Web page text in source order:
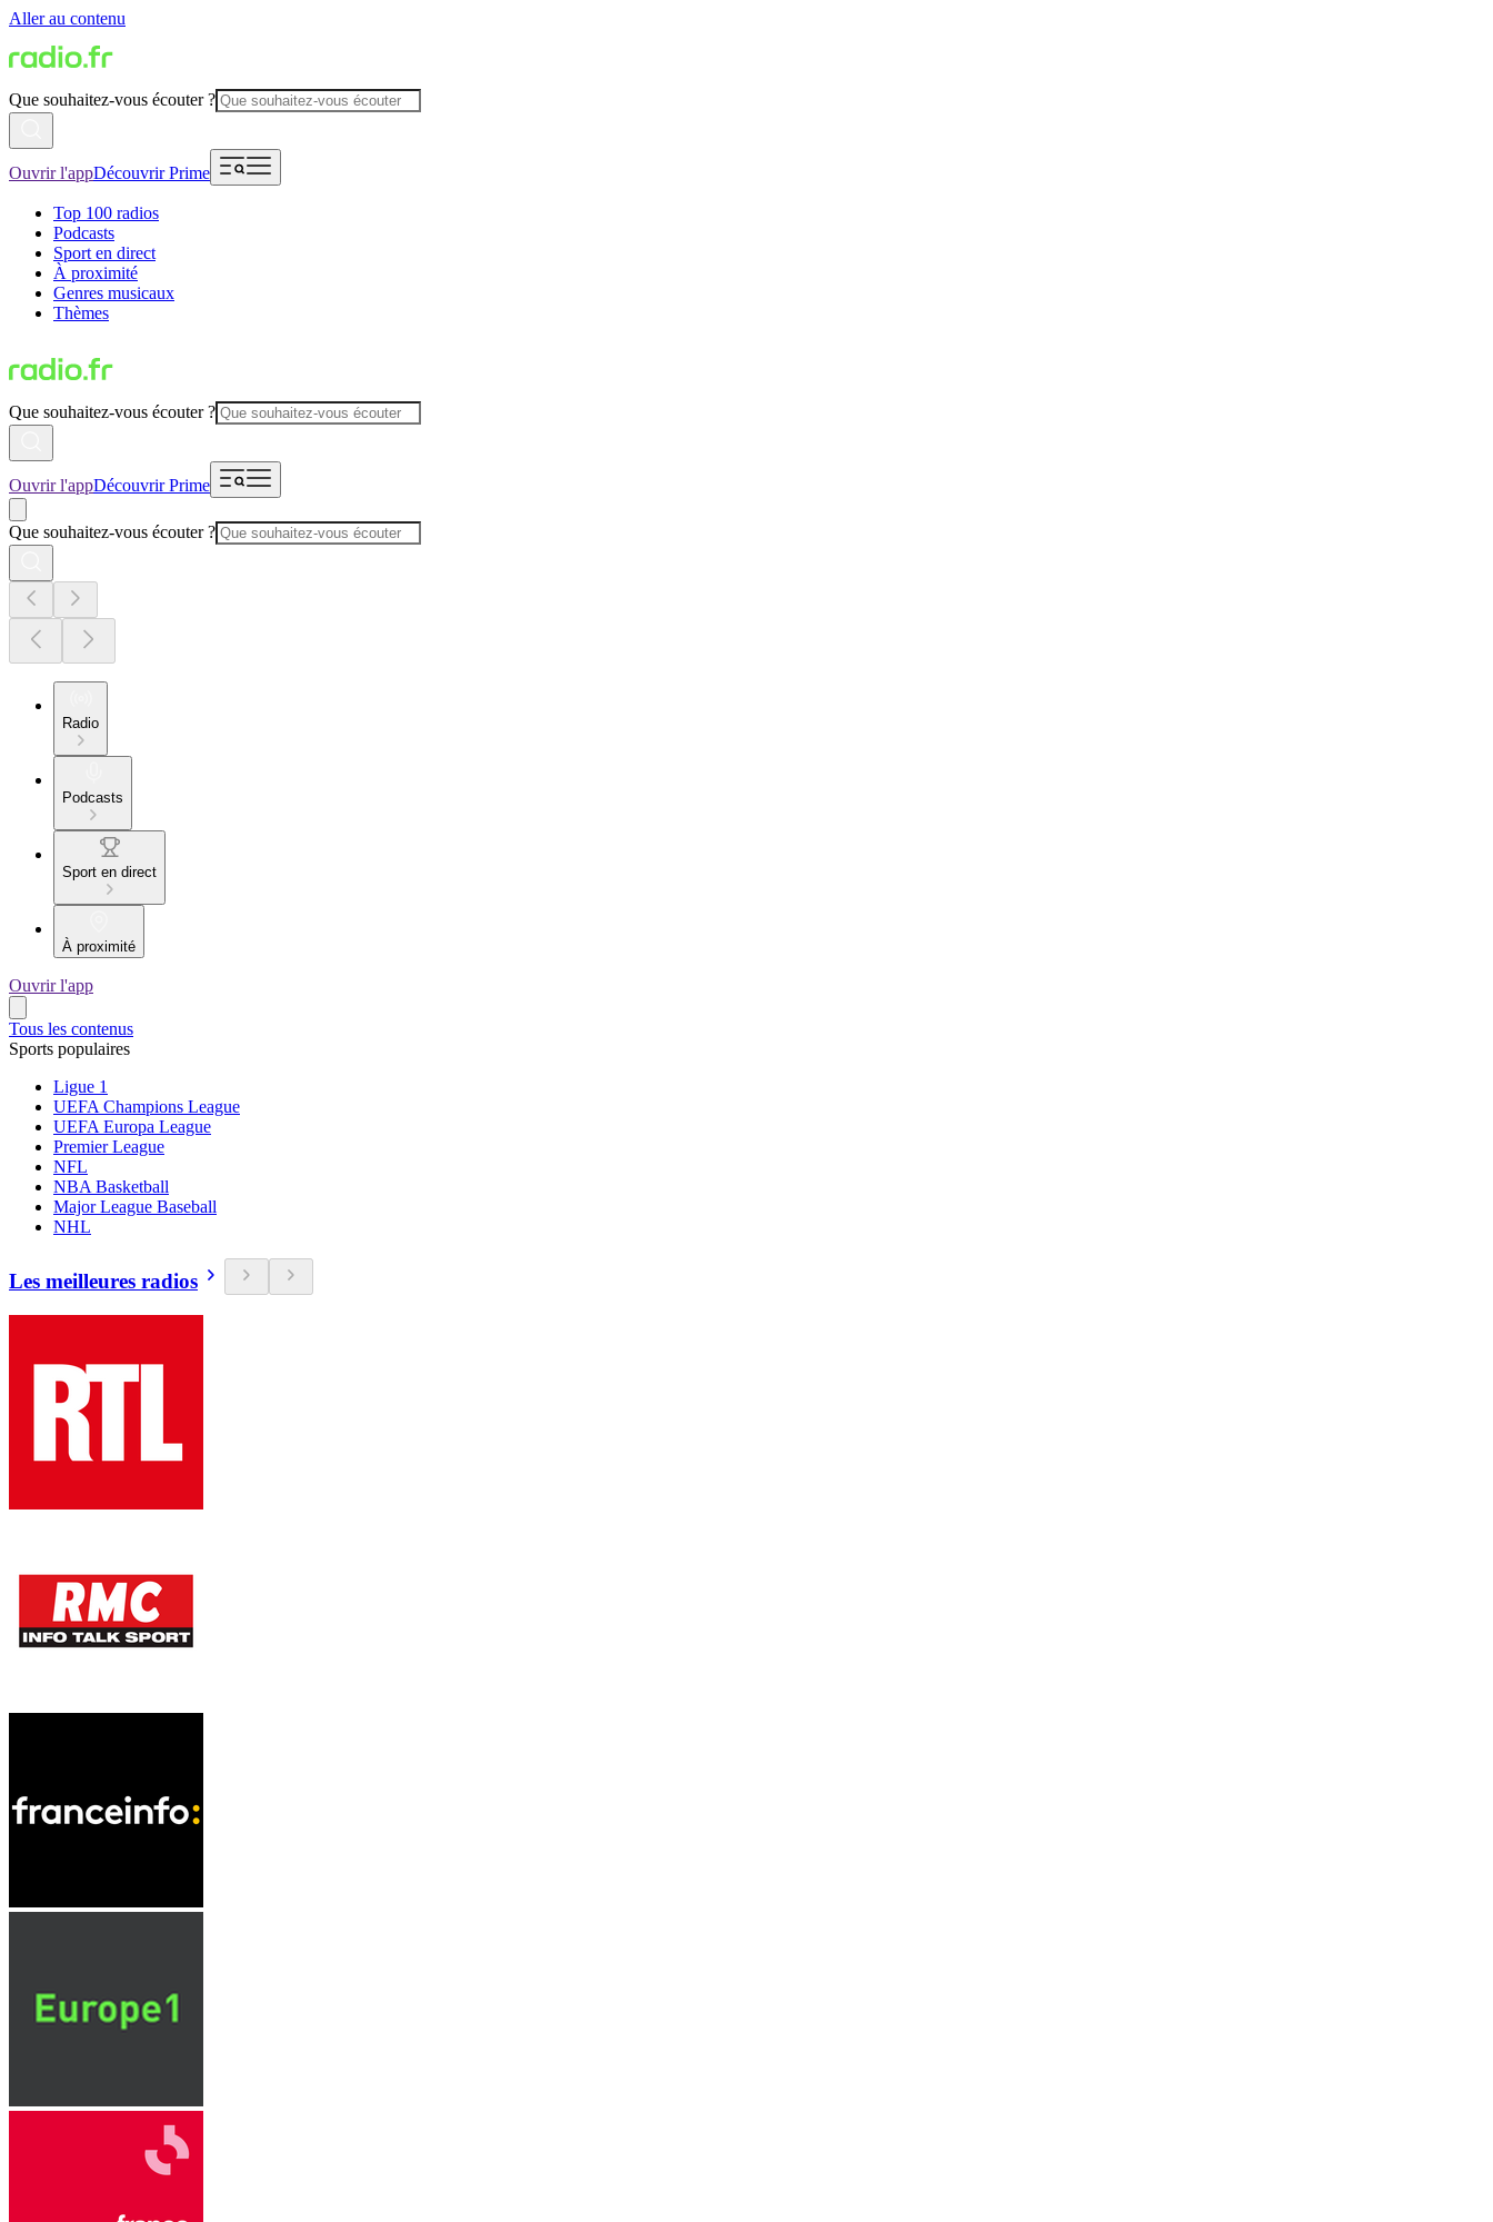
Aller au contenu
Que souhaitez-vous écouter ?
Ouvrir l'appDécouvrir Prime
Top 100 radios
Podcasts
Sport en direct
À proximité
Genres musicaux
Thèmes
Que souhaitez-vous écouter ?
Ouvrir l'appDécouvrir Prime
Que souhaitez-vous écouter ?
Radio
Podcasts
Sport en direct
À proximité
Ouvrir l'app
Tous les contenus
Sports populaires
Ligue 1
UEFA Champions League
UEFA Europa League
Premier League
NFL
NBA Basketball
Major League Baseball
NHL
Les meilleures radios